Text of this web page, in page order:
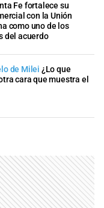
Fe fortalece su
con la Unión
como uno de los
del acuerdo
de Milei ¿Lo que
cara que muestra el